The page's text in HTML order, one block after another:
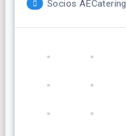
Socios AECatering